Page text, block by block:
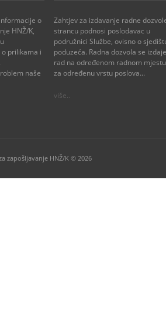
o
HNŽ/K,
prilikama i
naše
Zahtjev za izdavanje radne
strancu podnosi poslodavac u
podružnici Službe, ovisno o
poduzeća. Radna dozvola se
rad na određenom radnom
za određenu vrstu poslova...
više..
zapošljavanje HNŽ/K © 2026